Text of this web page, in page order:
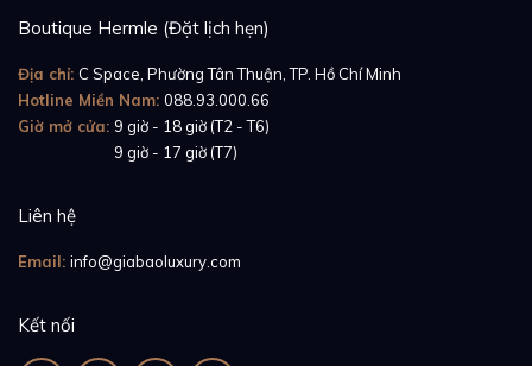
phiên bản Rolex Daytona phiên bản dây kim loại
Boutique Hermle (Đặt lịch hẹn)
Địa chỉ: C Space, Phường Tân Thuận, TP. Hồ Chí Minh
Hotline Miền Nam: 088.93.000.66
Giờ mở cửa: 9 giờ - 18 giờ (T2 - T6)
9 giờ - 17 giờ (T7)
Liên hệ
Email: info@giabaoluxury.com
Kết nối